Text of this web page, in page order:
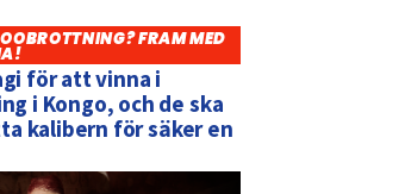
FRAM MED
för att vinna i
i Kongo, och de ska
kalibern för säker en